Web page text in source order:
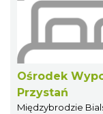
Ośrodek
Przystań
Międzybrodzie